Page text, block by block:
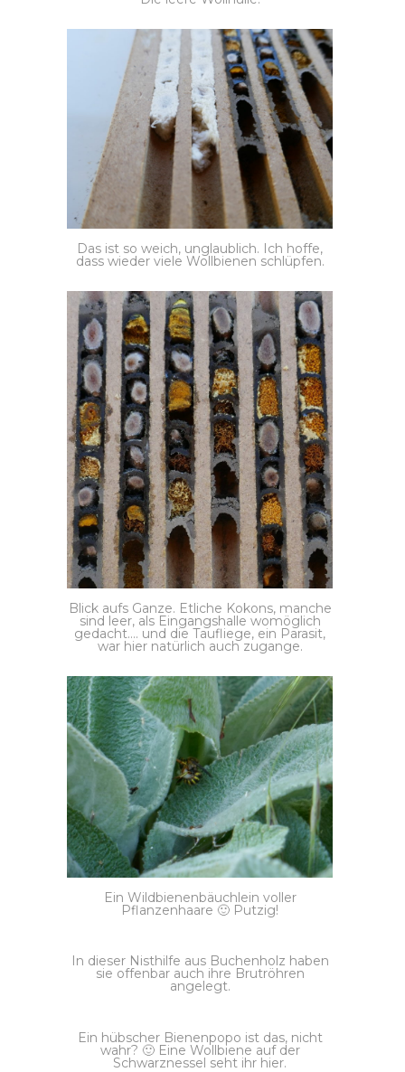
Das ist so weich, unglaublich. Ich hoffe,
dass wieder viele Wollbienen schlüpfen.
Blick aufs Ganze. Etliche Kokons, manche
sind leer, als Eingangshalle womöglich
gedacht…. und die Taufliege, ein Parasit,
war hier natürlich auch zugange.
Ein Wildbienenbäuchlein voller
Pflanzenhaare 🙂 Putzig!
In dieser Nisthilfe aus Buchenholz haben
sie offenbar auch ihre Brutröhren
angelegt.
Ein hübscher Bienenpopo ist das, nicht
wahr? 🙂 Eine Wollbiene auf der
Schwarznessel seht ihr hier.